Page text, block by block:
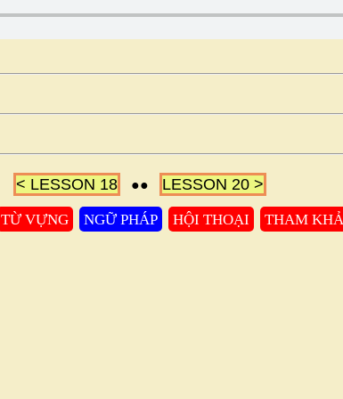
< LESSON 18 ●● LESSON 20 >
TỪ VỰNG NGỮ PHÁP HỘI THOẠI THAM